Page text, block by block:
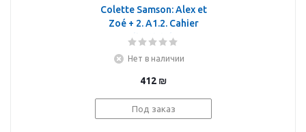
Colette Samson: Alex et
Zoé + 2. A1.2. Cahier
d'activités
Нет в наличии
412 ₪
Под заказ